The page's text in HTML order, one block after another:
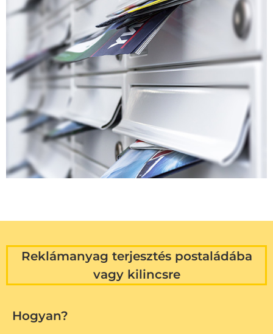
Reklámanyag terjesztés postaládába
vagy kilincsre
Hogyan?